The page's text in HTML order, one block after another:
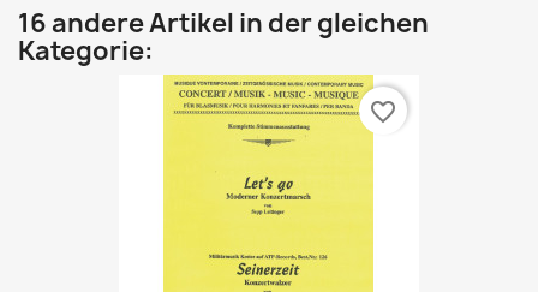
16 andere Artikel in der gleichen
Kategorie:
favorite_border